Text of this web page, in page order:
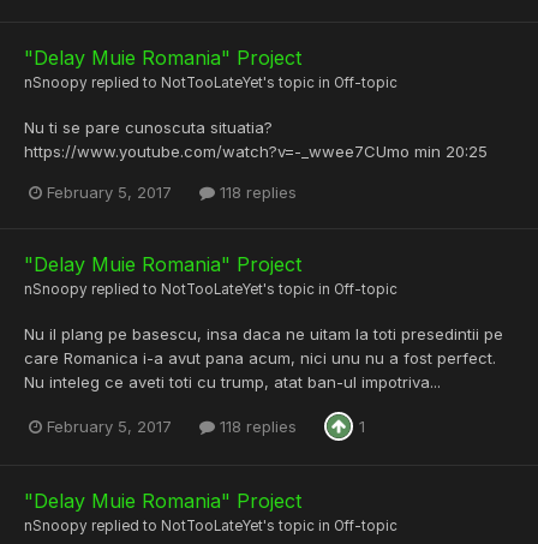
"Delay Muie Romania" Project
nSnoopy replied to NotTooLateYet's topic in Off-topic
Nu ti se pare cunoscuta situatia?
https://www.youtube.com/watch?v=-_wwee7CUmo min 20:25
February 5, 2017 118 replies
"Delay Muie Romania" Project
nSnoopy replied to NotTooLateYet's topic in Off-topic
Nu il plang pe basescu, insa daca ne uitam la toti presedintii pe
care Romanica i-a avut pana acum, nici unu nu a fost perfect.
Nu inteleg ce aveti toti cu trump, atat ban-ul impotriva...
February 5, 2017 118 replies 1
"Delay Muie Romania" Project
nSnoopy replied to NotTooLateYet's topic in Off-topic